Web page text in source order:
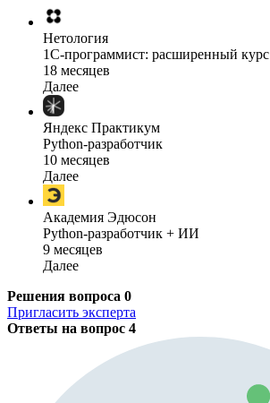
Нетология
1C-программист: расширенный курс
18 месяцев
Далее
Яндекс Практикум
Python-разработчик
10 месяцев
Далее
Академия Эдюсон
Python-разработчик + ИИ
9 месяцев
Далее
Решения вопроса 0
Пригласить эксперта
Ответы на вопрос 4